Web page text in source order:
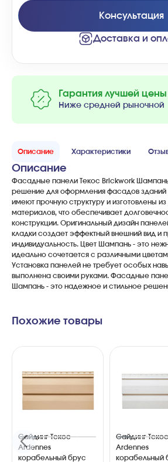
Гарантия лучшей цены
Ниже средней рыночной
Консультация
Доставка и
Описание Характеристики
Описание
Фасадные панели Текос Brickwork Шампань
решение для оформления фасадов зданий
имеют прочную структуру и изготовлены из
материалов, что обеспечивает
конструкции. Оригинальный дизайн
кладки создает эффектный внешний вид и
индивидуальность. Цвет Шампань - это
идеально сочетается с различными
Установка панелей не требует особых
выполнена своими руками. Фасадные
Шампань - это надежное и стильное
Похожие товары
Сайдинг Текос
Ardennes
корабельный брус
Сайдинг
Ardennes
корабельный